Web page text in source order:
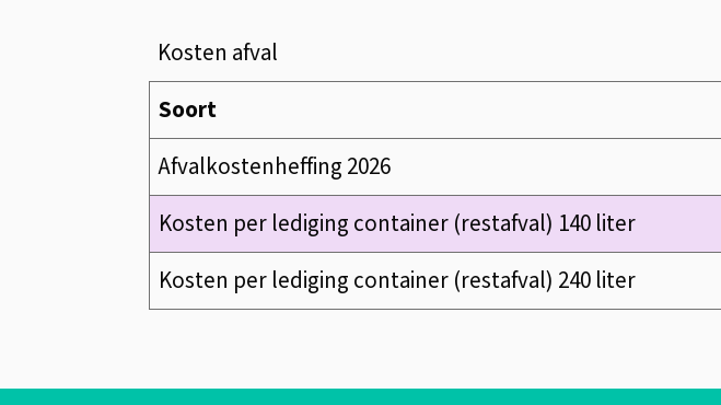
Kosten afval
Soort
Afvalkostenheffing 2026
Kosten per lediging container (restafval) 140 liter
Kosten per lediging container (restafval) 240 liter